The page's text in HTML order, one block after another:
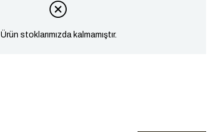
Ürün stoklarımızda kalmamıştır.